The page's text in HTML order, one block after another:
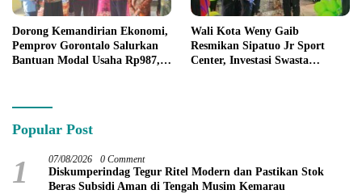
Dorong Kemandirian Ekonomi,
Pemprov Gorontalo Salurkan
Bantuan Modal Usaha Rp987,5
Wali Kota Weny Gaib
Resmikan Sipatuo Jr Sport
Center, Investasi Swasta
Popular Post
1 07/08/2026 0 Comment
Diskumperindag Tegur Ritel Modern dan Pastikan Stok
Beras Subsidi Aman di Tengah Musim Kemarau